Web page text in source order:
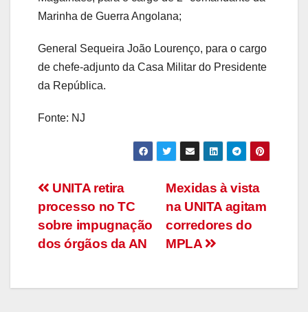
Marinha de Guerra Angolana;
General Sequeira João Lourenço, para o cargo
de chefe-adjunto da Casa Militar do Presidente
da República.
Fonte: NJ
Navegação
de
artigos
Mexidas à vista
na UNITA agitam
corredores do
MPLA
UNITA retira
processo no TC
sobre impugnação
dos órgãos da AN